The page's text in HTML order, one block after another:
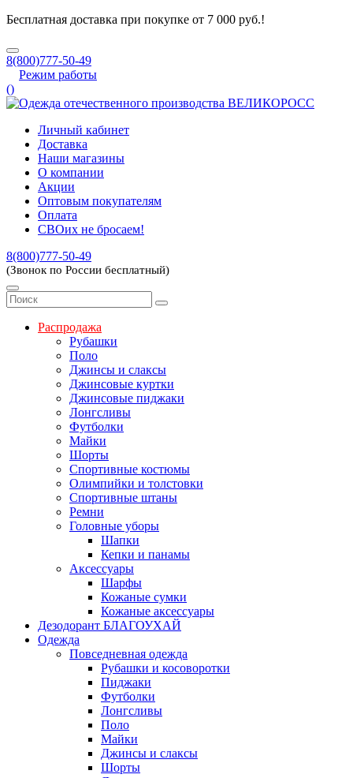
Бесплатная доставка при покупке от 7 000 руб.!
8(800)777-50-49
Режим работы
()
Личный кабинет
Доставка
Наши магазины
О компании
Акции
Оптовым покупателям
Оплата
СВОих не бросаем!
8(800)777-50-49
(Звонок по России бесплатный)
Распродажа
Рубашки
Поло
Джинсы и слаксы
Джинсовые куртки
Джинсовые пиджаки
Лонгсливы
Футболки
Майки
Шорты
Спортивные костюмы
Олимпийки и толстовки
Спортивные штаны
Ремни
Головные уборы
Шапки
Кепки и панамы
Аксессуары
Шарфы
Кожаные сумки
Кожаные аксессуары
Дезодорант БЛАГОУХАЙ
Одежда
Повседневная одежда
Рубашки и косоворотки
Пиджаки
Футболки
Лонгсливы
Поло
Майки
Джинсы и слаксы
Шорты